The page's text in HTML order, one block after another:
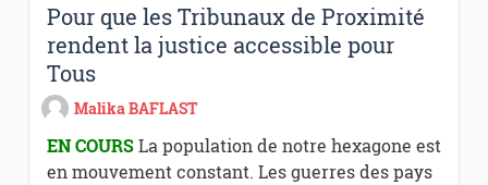
Pour que les Tribunaux de Proximité
rendent la justice accessible pour
Tous
Malika BAFLAST
EN COURSLa population de notre hexagone est
en mouvement constant. Les guerres des pays